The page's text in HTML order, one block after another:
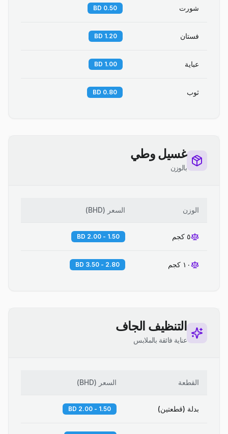
شورت 0.50 BD
فستان 1.20 BD
عباية 1.00 BD
ثوب 0.80 BD
غسيل وطي
بالوزن
الوزن السعر (
BHD
)
٥ كجم 1.50 - 2.00 BD
١٠ كجم 2.80 - 3.50 BD
التنظيف الجاف
عناية فائقة بالملابس
القطعة السعر (
BHD
)
بدلة (قطعتين) 1.50 - 2.00 BD